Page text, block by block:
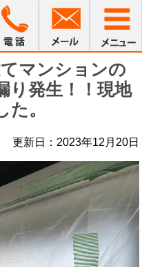
マンションの
り発生！！現地
。
更新日：2023年12月20日